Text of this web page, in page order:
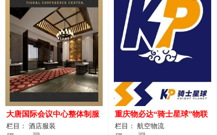
大唐国际会议中心整体制服
设计案例
栏目： 酒店服装
重庆物必达“骑士星球”物联
网派送人员服装设计案例
栏目： 航空物流